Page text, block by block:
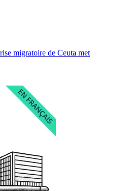
migratoire de Ceuta met